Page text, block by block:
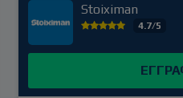
Stoiximan
4.7/5